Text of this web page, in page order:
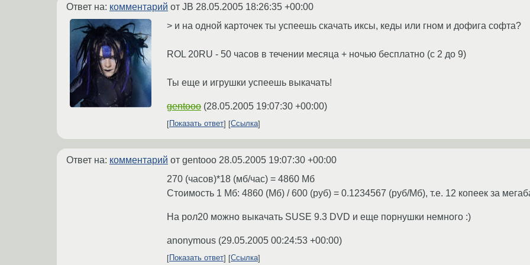
Ответ на: комментарий от JB 28.05.2005 18:26:35 +00:00
> и на одной карточек ты успеешь скачать иксы, кеды или гном и дофига софта?
ROL 20RU - 50 часов в течении месяца + ночью бесплатно (с 2 до 9)
Ты еще и игрушки успеешь выкачать!
gentooo (28.05.2005 19:07:30 +00:00)
Показать ответ Ссылка
Ответ на: комментарий от gentooo 28.05.2005 19:07:30 +00:00
270 (часов)*18 (мб/час) = 4860 Мб
Стоимость 1 Мб: 4860 (Мб) / 600 (руб) = 0.1234567 (руб/Мб), т.е. 12 копеек за
На рол20 можно выкачать SUSE 9.3 DVD и еще порнушки немного :)
anonymous (29.05.2005 00:24:53 +00:00)
Показать ответ Ссылка